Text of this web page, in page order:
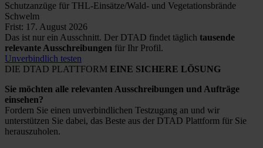
Schutzanzüge für THL-Einsätze/Wald- und Vegetationsbrände
Schwelm
Frist: 17. August 2026
Das ist nur ein Ausschnitt. Der DTAD findet täglich tausende
relevante Ausschreibungen für Ihr Profil.
Unverbindlich testen
DIE DTAD PLATTFORM EINE SICHERE LÖSUNG
Sie möchten alle relevanten Ausschreibungen und Aufträge
einsehen?
Fordern Sie einen unverbindlichen Testzugang an und wir
unterstützen Sie dabei, das Beste aus der DTAD Plattform für Sie
herauszuholen.